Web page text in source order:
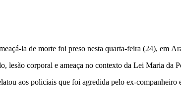
la de morte foi preso nesta quarta-feira (24), em
lesão corporal e ameaça no contexto da Lei Maria da
aos policiais que foi agredida pelo ex-